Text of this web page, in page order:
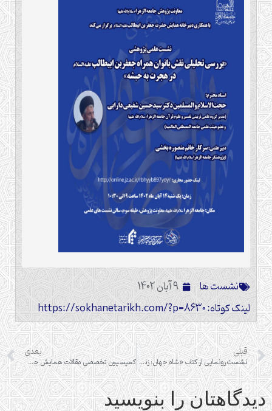
نشست ها
9 آبان 1402
لینک کوتاه: https://sokhanetarikh.com/?p=8630
قبلی
نشست رونمایی از کتاب «شاه جهان؛ زندگانی کوروش بزرگ»
بعدی
کمیسیون تخصصی مقالات همایش جعفر بن ابیطالب(علیه‌السلام)
دیدگاهتان را بنویسید